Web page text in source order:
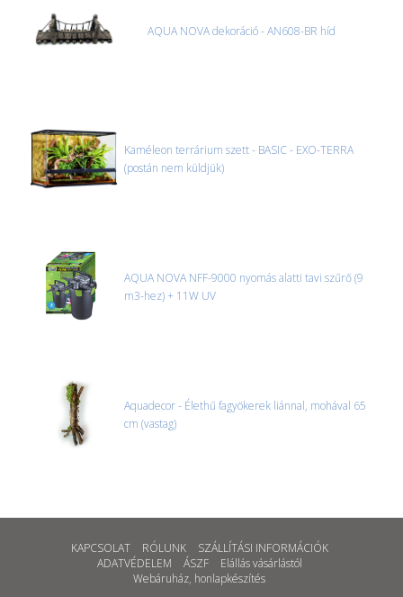
AQUA NOVA dekoráció - AN608-BR híd
Kaméleon terrárium szett - BASIC - EXO-TERRA
(postán nem küldjük)
AQUA NOVA NFF-9000 nyomás alatti tavi szűrő (9
m3-hez) + 11W UV
Aquadecor - Élethű fagyökerek liánnal, mohával 65
cm (vastag)
KAPCSOLAT RÓLUNK
SZÁLLÍTÁSI INFORMÁCIÓK
ADATVÉDELEM
ÁSZF
Elállás vásárlástól
Webáruház, honlapkészítés